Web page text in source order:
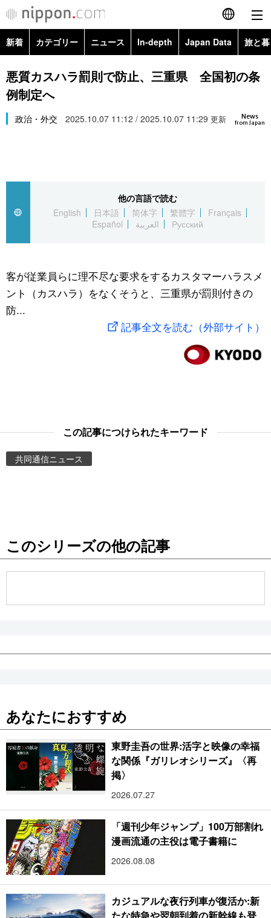
English
简体字
Русский
カテゴリー
経済・ビジネス
国際
文化
トップ
アーカイブ
In-depth
Japan Data
動画/Live
People
新着 カテゴリー ニュース In-depth Japan Data 旅と
政治・外交
経済・ビジネス
スポーツ・東京2020
Topics
悪質カスハラ罰則で防止、三重県 全国初の条
例制定へ
News
from Japan
政治・外交 2025.10.07 11:12 / 2025.10.07 11:29 更新
他の言語で読む
English
日本語 简体字 繁體字
Français
Español
العربية Русский
客が従業員らに理不尽な要求をするカスタマーハラスメ
ント（カスハラ）をなくそうと、三重県が罰則付きの
防...
記事全文を読む（外部サイト）
この記事につけられたキーワード
共同通信ニュース
このシリーズの他の記事
あなたにおすすめ
東野圭吾の世界:活字と映像の幸福
な関係『ガリレオシリーズ』〈再
掲〉
2026.07.27
「週刊少年ジャンプ」100万部割れ
漫画流通の主役は電子書籍に
2026.08.08
カジュアルな夜行列車が復活か:新